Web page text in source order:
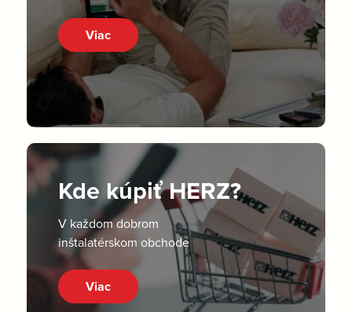
Viac
Kde kúpiť HERZ?
V každom dobrom
inštalatérskom obchode
Viac